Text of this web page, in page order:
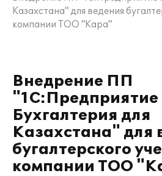
Казахстана" для ведения
компании ТОО "Кара"
Внедрение ПП
"1С:Предприятие
Бухгалтерия для
Казахстана" для
бугалтерского
компании ТОО